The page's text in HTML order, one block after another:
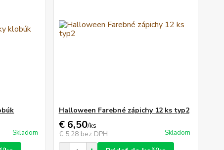
Skladom
Halloween Farebné zápichy 12 ks typ2
€ 6,50/ks
€ 5,28 bez DPH Skladom